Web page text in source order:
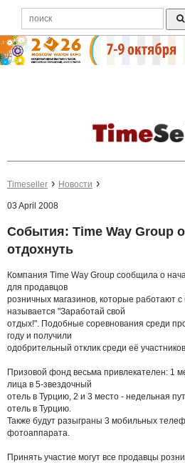
Timeseller Новости
03 April 2008
События: Time Way Group
отдохнуть
Компания Time Way Group сообщила о
для продавцов
розничных магазинов, которые работают
называется "Заработай свой
отдых!". Подобные соревнования среди
году и получили
одобрительный отклик среди её
Призовой фонд весьма привлекателен: 1
лица в 5-звездочный
отель в Турцию, 2 и 3 место - недельная
отель в Турцию.
Также будут разыграны 3 мобильных
фотоаппарата.
Принять участие могут все продавцы